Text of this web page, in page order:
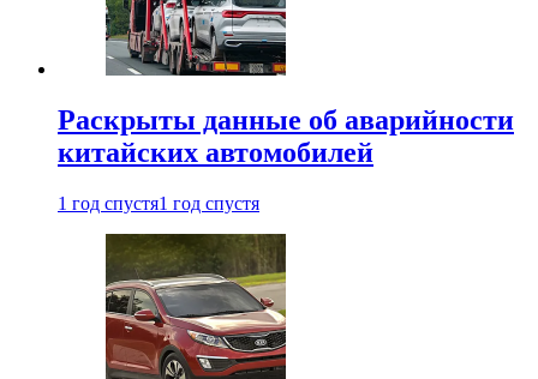
Раскрыты данные об аварийности
китайских автомобилей
1 год спустя1 год спустя